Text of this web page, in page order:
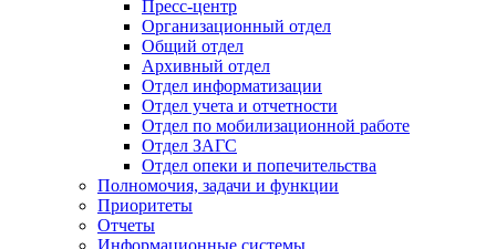
Пресс-центр
Организационный отдел
Общий отдел
Архивный отдел
Отдел информатизации
Отдел учета и отчетности
Отдел по мобилизационной работе
Отдел ЗАГС
Отдел опеки и попечительства
Полномочия, задачи и функции
Приоритеты
Отчеты